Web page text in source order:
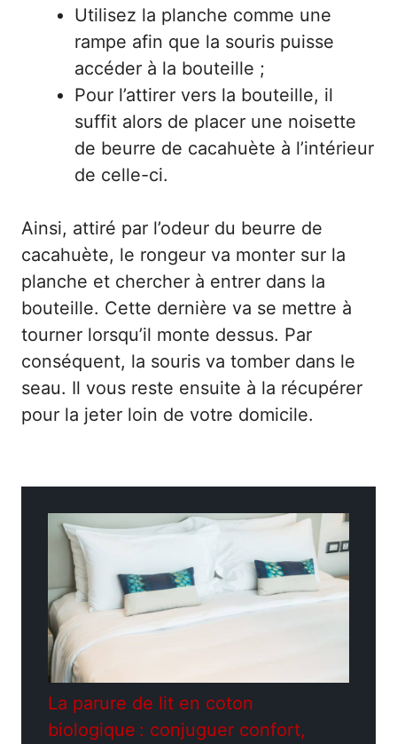
Utilisez la planche comme une
rampe afin que la souris puisse
accéder à la bouteille ;
Pour l’attirer vers la bouteille, il
suffit alors de placer une noisette
de beurre de cacahuète à l’intérieur
de celle-ci.
Ainsi, attiré par l’odeur du beurre de
cacahuète, le rongeur va monter sur la
planche et chercher à entrer dans la
bouteille. Cette dernière va se mettre à
tourner lorsqu’il monte dessus. Par
conséquent, la souris va tomber dans le
seau. Il vous reste ensuite à la récupérer
pour la jeter loin de votre domicile.
La parure de lit en coton
biologique : conjuguer confort,